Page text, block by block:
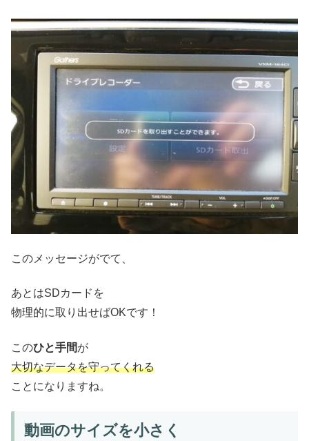
このメッセージがでて、
あとはSDカードを
物理的に取り出せばOKです！
このひと手間が
大切なデータを守ってくれる
ことになりますね。
動画のサイズを小さく